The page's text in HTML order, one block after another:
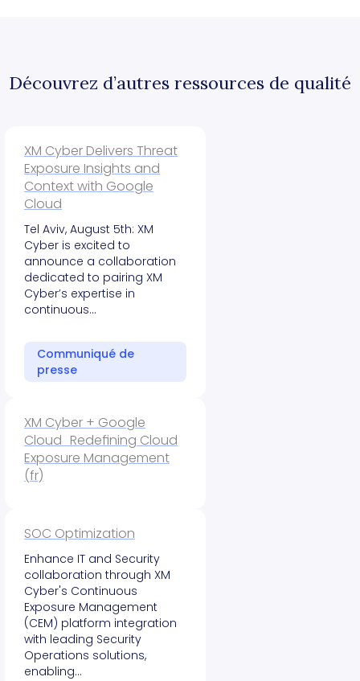
Découvrez d’autres ressources de qualité
XM Cyber Delivers Threat
Exposure Insights and
Context with Google
Cloud
Tel Aviv, August 5th: XM
Cyber is excited to
announce a collaboration
dedicated to pairing XM
Cyber’s expertise in
continuous…
Communiqué de
presse
XM Cyber + Google
Cloud Redefining Cloud
Exposure Management
(fr)
SOC Optimization
Enhance IT and Security
collaboration through XM
Cyber's Continuous
Exposure Management
(CEM) platform integration
with leading Security
Operations solutions,
enabling…